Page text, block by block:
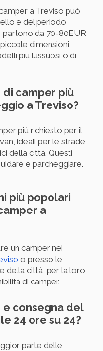
a Treviso può
e del periodo
partono da 70-80EUR
dimensioni,
più lussuosi o di
di camper più
a Treviso?
più richiesto per il
ideali per le strade
della città. Questi
e parcheggiare.
più popolari
a
un camper nei
o presso le
della città, per la loro
di camper.
e consegna del
24 ore su 24?
parte delle